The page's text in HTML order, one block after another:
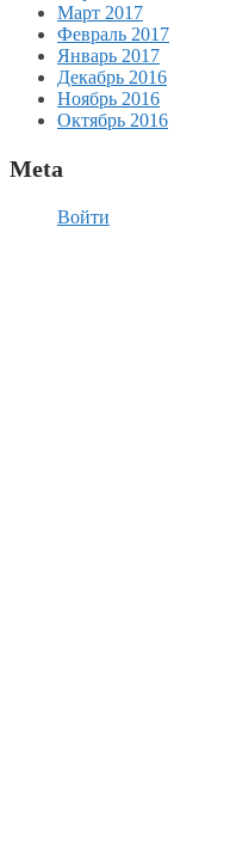
Март 2017
Февраль 2017
Январь 2017
Декабрь 2016
Ноябрь 2016
Октябрь 2016
Meta
Войти